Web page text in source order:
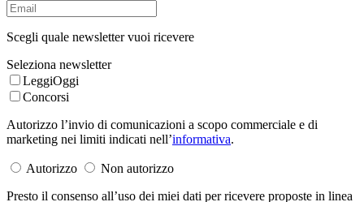
Scegli quale newsletter vuoi ricevere
Seleziona newsletter
LeggiOggi
Concorsi
Autorizzo l’invio di comunicazioni a scopo commerciale e di
marketing nei limiti indicati nell’informativa.
Autorizzo
Non autorizzo
Presto il consenso all’uso dei miei dati per ricevere proposte in linea